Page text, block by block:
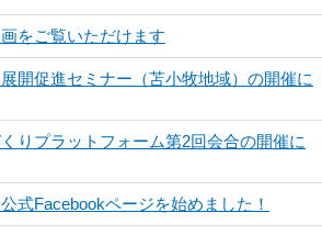
をご覧いただけます
開促進セミナー（苫小牧地域）の開催に
りプラットフォーム第2回会合の開催に
式Facebookページを始めました！